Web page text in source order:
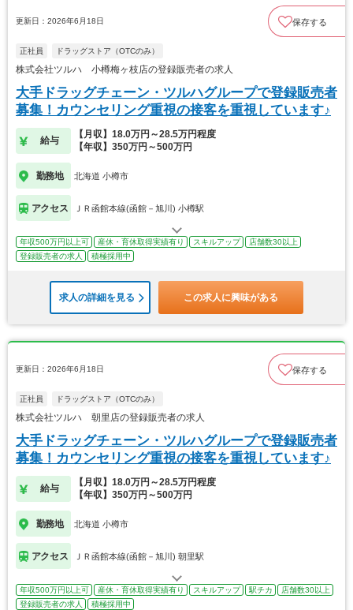
更新日：2026年6月18日 保存する
正社員 ドラッグストア（OTCのみ）
株式会社ツルハ 小樽梅ヶ枝店の登録販売者の求人
大手ドラッグチェーン・ツルハグループで登録販売者
募集！カウンセリング重視の接客を重視しています♪
給与
【月収】18.0万円～28.5万円程度
【年収】350万円～500万円
勤務地 北海道 小樽市
アクセス ＪＲ函館本線(函館－旭川) 小樽駅
年収500万円以上可 産休・育休取得実績有り スキルアップ
店舗数30以上
登録販売者の求人
積極採用中
求人の詳細を見る この求人に興味がある
更新日：2026年6月18日 保存する
正社員 ドラッグストア（OTCのみ）
株式会社ツルハ 朝里店の登録販売者の求人
大手ドラッグチェーン・ツルハグループで登録販売者
募集！カウンセリング重視の接客を重視しています♪
給与
【月収】18.0万円～28.5万円程度
【年収】350万円～500万円
勤務地 北海道 小樽市
アクセス ＪＲ函館本線(函館－旭川) 朝里駅
年収500万円以上可 産休・育休取得実績有り スキルアップ 駅チカ
店舗数30以上
登録販売者の求人
積極採用中